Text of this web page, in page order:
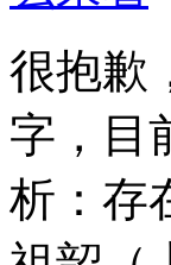
很抱歉
字，目
析：存